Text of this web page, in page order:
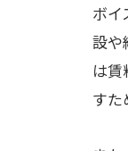
ボイ
設や
は
すた